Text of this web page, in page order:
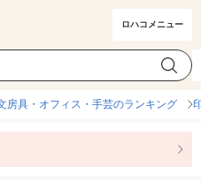
ロハコメニュー
カテゴリ選択
房具・オフィス・手芸のランキング